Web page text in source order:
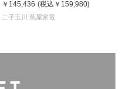
￥145,436 (税込 ￥159,980)
二子玉川 蔦屋家電